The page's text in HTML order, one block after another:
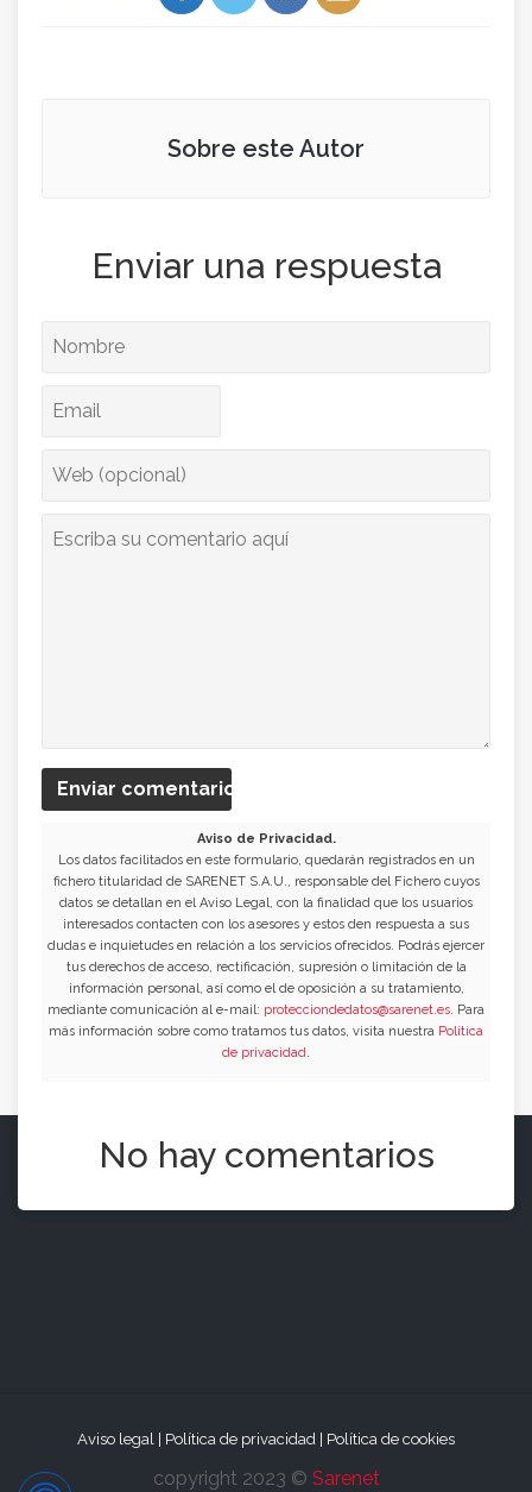
Sobre este Autor
Enviar una respuesta
Enviar comentario
Aviso de Privacidad.
Los datos facilitados en este formulario, quedarán registrados en un
fichero titularidad de SARENET S.A.U., responsable del Fichero cuyos
datos se detallan en el Aviso Legal, con la finalidad que los usuarios
interesados contacten con los asesores y estos den respuesta a sus
dudas e inquietudes en relación a los servicios ofrecidos. Podrás ejercer
tus derechos de acceso, rectificación, supresión o limitación de la
información personal, así como el de oposición a su tratamiento,
mediante comunicación al e-mail: protecciondedatos@sarenet.es. Para
más información sobre como tratamos tus datos, visita nuestra Política
de privacidad.
No hay comentarios
Aviso legal Política de privacidad Política de cookies
copyright 2023 © Sarenet